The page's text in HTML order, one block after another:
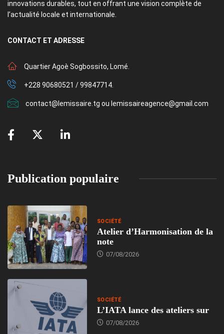
innovations durables, tout en offrant une vision complète de
l’actualité locale et internationale.
CONTACT ET ADRESSE
Quartier Agoè Sogbossito, Lomé.
+228 90680521 / 99847714.
contact@lemissaire.tg ou lemissaireagence@gmail.com
Publication populaire
SOCIÉTÉ
Atelier d’Harmonisation de la
note
07/08/2026
SOCIÉTÉ
L’IATA lance des ateliers sur
07/08/2026